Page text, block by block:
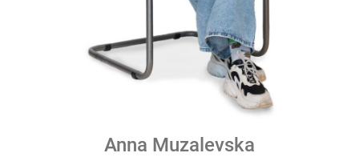
Anna Muzalevska